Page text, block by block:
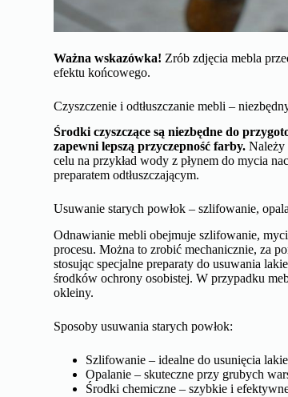
Ważna wskazówka! Zrób zdjęcia mebla
efektu końcowego.
Czyszczenie i odtłuszczanie mebli –
Środki czyszczące są niezbędne do
zapewni lepszą przyczepność farby. Należy
celu na przykład wody z płynem do mycia
preparatem odtłuszczającym.
Usuwanie starych powłok – szlifowanie,
Odnawianie mebli obejmuje szlifowanie,
procesu. Można to zrobić mechanicznie, za
stosując specjalne preparaty do usuwania
środków ochrony osobistej. W przypadku
okleiny.
Sposoby usuwania starych powłok:
Szlifowanie – idealne do usunięcia
Opalanie – skuteczne przy grubych
Środki chemiczne – szybkie i